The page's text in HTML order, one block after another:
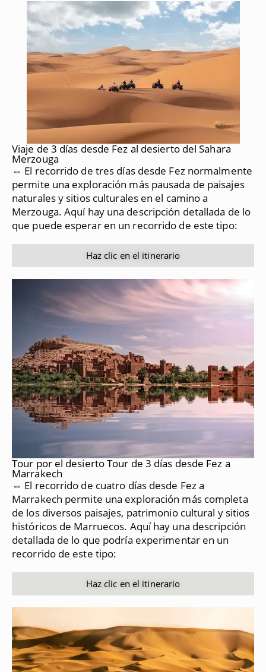
Viaje de 3 días desde Fez al desierto del Sahara
Merzouga
⇔ El recorrido de tres días desde Fez normalmente
permite una exploración más pausada de paisajes
naturales y sitios culturales en el camino a
Merzouga. Aquí hay una descripción detallada de lo
que puede esperar en un recorrido de este tipo:
Haz clic en el itinerario
Tour por el desierto Tour de 3 días desde Fez a
Marrakech
⇔ El recorrido de cuatro días desde Fez a
Marrakech permite una exploración más completa
de los diversos paisajes, patrimonio cultural y sitios
históricos de Marruecos. Aquí hay una descripción
detallada de lo que podría experimentar en un
recorrido de este tipo:
Haz clic en el itinerario